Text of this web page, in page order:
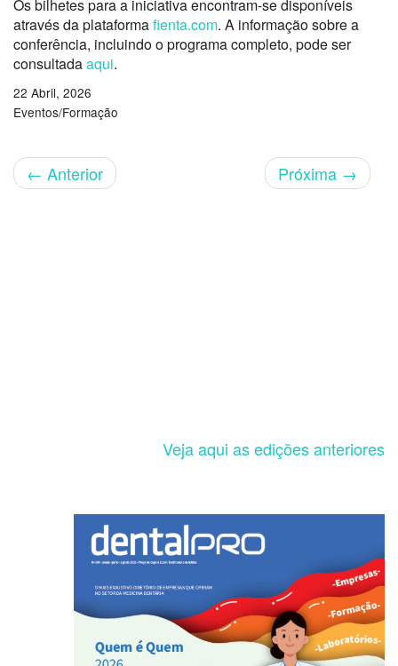
Os bilhetes para a iniciativa encontram-se disponíveis
através da plataformafienta.com. A informação sobre a
conferência, incluindo o programa completo, pode ser
consultadaaqui.
22 Abril, 2026
Eventos/Formação
← Anterior Próxima →
Veja aqui as edições anteriores